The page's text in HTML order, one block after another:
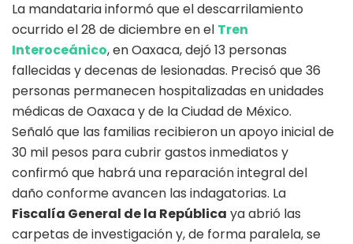
La mandataria informó que el descarrilamiento
ocurrido el 28 de diciembre en el Tren
Interoceánico, en Oaxaca, dejó 13 personas
fallecidas y decenas de lesionadas. Precisó que 36
personas permanecen hospitalizadas en unidades
médicas de Oaxaca y de la Ciudad de México.
Señaló que las familias recibieron un apoyo inicial de
30 mil pesos para cubrir gastos inmediatos y
confirmó que habrá una reparación integral del
daño conforme avancen las indagatorias. La
Fiscalía General de la República ya abrió las
carpetas de investigación y, de forma paralela, se